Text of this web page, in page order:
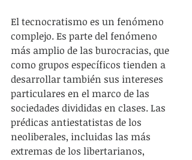
El tecnocratismo es un fenómeno
complejo. Es parte del fenómeno
más amplio de las burocracias, que
como grupos específicos tienden a
desarrollar también sus intereses
particulares en el marco de las
sociedades divididas en clases. Las
prédicas antiestatistas de los
neoliberales, incluidas las más
extremas de los libertarianos,